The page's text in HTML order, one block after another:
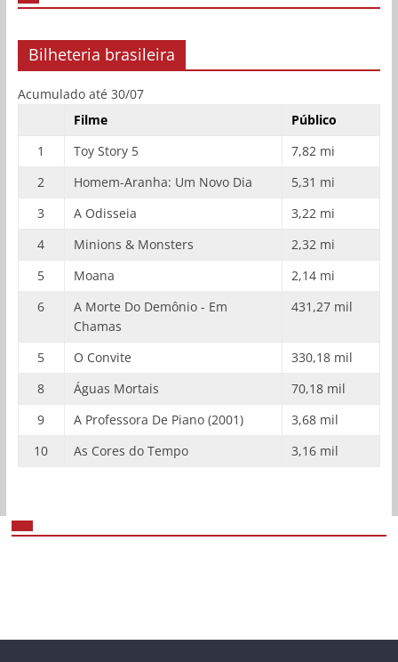
Bilheteria brasileira
Acumulado até 30/07
Filme
Público
1
Toy Story 5
7,82 mi
2
Homem-Aranha: Um Novo Dia
5,31 mi
3
A Odisseia
3,22 mi
4
Minions & Monsters
2,32 mi
5
Moana
2,14 mi
6
A Morte Do Demônio - Em
Chamas
431,27 mil
5 O Convite
330,18 mil
8
Águas Mortais
70,18 mil
9
A Professora De Piano (2001)
3,68 mil
10
As Cores do Tempo 3,16 mil